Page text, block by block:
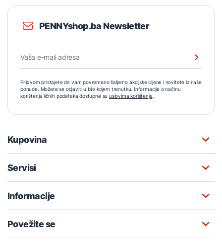
PENNYshop.ba Newsletter
Prijavom pristajete da vam povremeno šaljemo akcijske cijene i novitete iz naše
ponude. Možete se odjaviti u bilo kojem trenutku. Informacije o načinu
korištenja ličnih podataka dostupne su uslovima korištenja.
Kupovina
Servisi
Informacije
Povežite se